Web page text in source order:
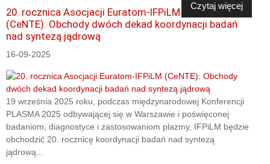
Czytaj więcej
20. rocznica Asocjacji Euratom-IFPiLM
(CeNTE): Obchody dwóch dekad koordynacji badań
nad syntezą jądrową
16-09-2025
19 września 2025 roku, podczas międzynarodowej Konferencji
PLASMA 2025 odbywającej się w Warszawie i poświęconej
badaniom, diagnostyce i zastosowaniom plazmy, IFPiLM będzie
obchodzić 20. rocznicę koordynacji badań nad syntezą
jądrową...